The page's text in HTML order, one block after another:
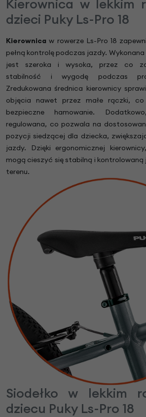
Kierownica w lekkim
dzieci Puky Ls-Pro 18
Kierownica w rowerze Ls-Pro 18
pełną kontrolę podczas jazdy. Wykonana
jest szeroka i wysoka, przez co
stabilność i wygodę podczas
Zredukowana średnica kierownicy
objęcia nawet przez małe rączki,
bezpieczne hamowanie.
regulowana, co pozwala na
pozycji siedzącej dla dziecka,
jazdy. Dzięki ergonomicznej
mogą cieszyć się stabilną i kontrolowaną
terenu.
Siodełko w lekkim
dziecu Puky Ls-Pro 18